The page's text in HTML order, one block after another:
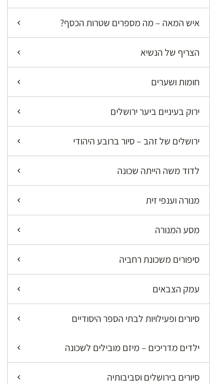
איש המאה – מה מספרים שטרות הכסף?
הצריף של הנשיא
חומות ושערים
ירוק בעיניים ביער ירושלים
ירושלים של זהב – סיור ברובע היהודי
לדוֺד משה הייתה שכונה
מנורה וענפי זית
מסע המנורה
סיפורים משכונת רחביה
עמק הצבאים
סיורים ופעילויות לבתי הספר היסודיים
ילדים מדריכים – מיזם מובילים לשכונה
סיורים בירושלים וסביבותיה